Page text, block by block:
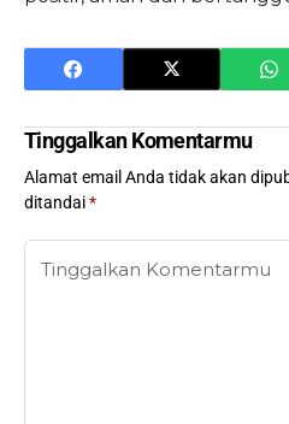
Tinggalkan Komentarmu
Alamat email Anda tidak akan
ditandai*